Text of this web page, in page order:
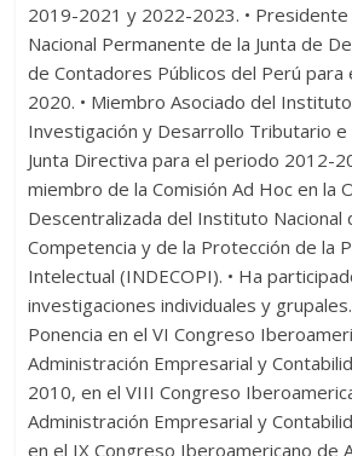
2019-2021 y 2022-2023. •
Nacional Permanente de la Junta de
de Contadores Públicos del Perú
2020. • Miembro Asociado del
Investigación y Desarrollo Tributario
Junta Directiva para el periodo 2012-
miembro de la Comisión Ad Hoc en la
Descentralizada del Instituto Nacional
Competencia y de la Protección de la
Intelectual (INDECOPI). • Ha
investigaciones individuales y
Ponencia en el VI Congreso
Administración Empresarial y
2010, en el VIII Congreso
Administración Empresarial y
en el IX Congreso Iberoamericano de